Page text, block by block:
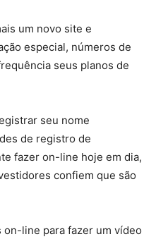
um novo site e
especial, números de
seus planos de
seu nome
de registro de
fazer on-line hoje em dia,
confiem que são
on-line para fazer um vídeo